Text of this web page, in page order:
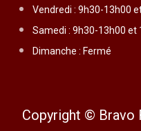
Vendredi : 9h30-13h00
Samedi : 9h30-13h00 et
Dimanche : Fermé
Copyright ©